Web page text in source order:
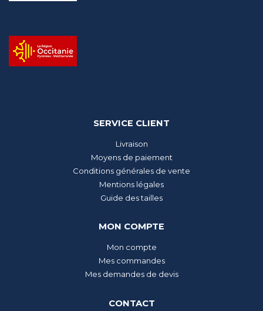
SERVICE CLIENT
Livraison
Moyens de paiement
Conditions générales de vente
Mentions légales
Guide des tailles
MON COMPTE
Mon compte
Mes commandes
Mes demandes de devis
CONTACT